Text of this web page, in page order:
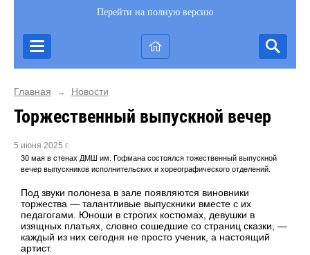
Перейти на полную версию
Главная → Новости
Торжественный выпускной вечер
5 июня 2025 г.
30 мая в стенах ДМШ им. Гофмана состоялся тожественный выпускной
вечер выпускников исполнительских и хореографического отделений.
Под звуки полонеза в зале появляются виновники
торжества — талантливые выпускники вместе с их
педагогами. Юноши в строгих костюмах, девушки в
изящных платьях, словно сошедшие со страниц сказки, —
каждый из них сегодня не просто ученик, а настоящий
артист.